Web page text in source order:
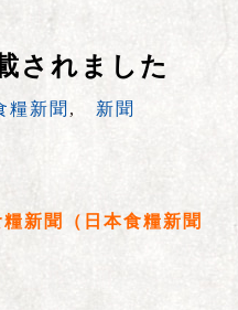
されました
糧新聞 , 新聞
新聞（日本食糧新聞